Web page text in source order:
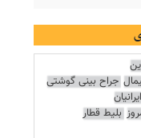
جراح بینی گوشتی
بلیط قطار